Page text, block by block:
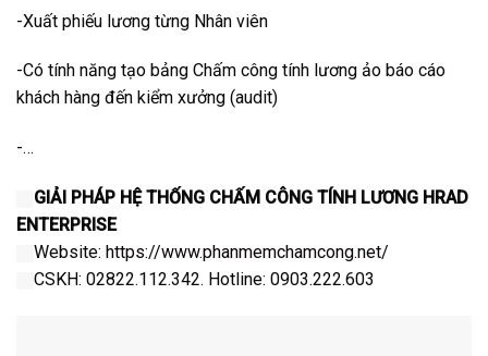
-Xuất phiếu lương từng Nhân viên
-Có tính năng tạo bảng Chấm công tính lương ảo báo cáo
khách hàng đến kiểm xưởng (audit)
-…
GIẢI PHÁP HỆ THỐNG CHẤM CÔNG TÍNH LƯƠNG HRAD
ENTERPRISE
Website: https://www.phanmemchamcong.net/
CSKH: 02822.112.342. Hotline: 0903.222.603